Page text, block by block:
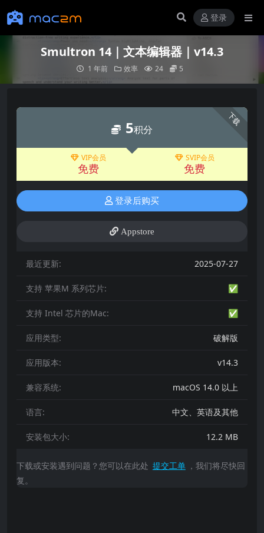
登录
Smultron 14｜文本编辑器｜v14.3
1 年前 效率 24 5
下载
5积分
VIP会员
免费
SVIP会员
免费
登录后购买
Appstore
最近更新: 2025-07-27
支持 苹果M 系列芯片: ✅
支持 Intel 芯片的Mac: ✅
应用类型: 破解版
应用版本: v14.3
兼容系统: macOS 14.0 以上
语言: 中文、英语及其他
安装包大小: 12.2 MB
下载或安装遇到问题？您可以在此处 提交工单 ，我们将尽快回
复。